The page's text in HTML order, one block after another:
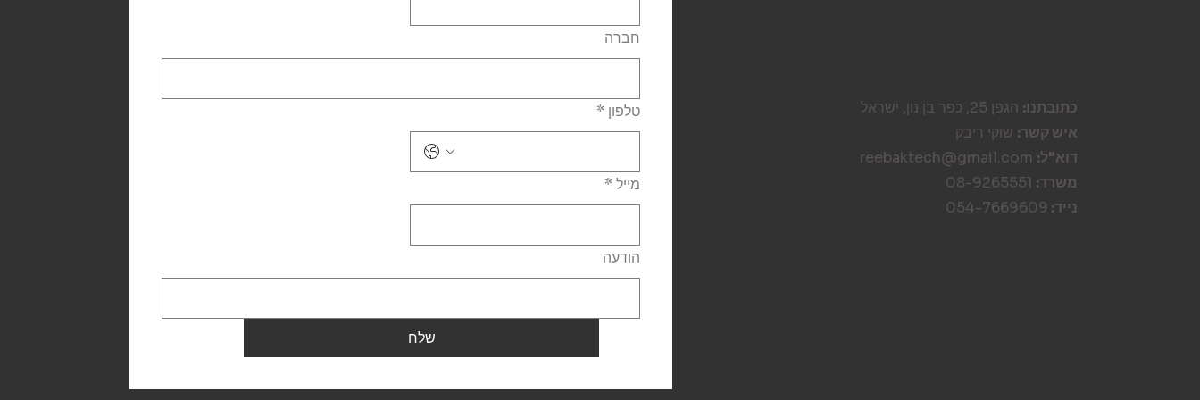
חברה
טלפון *
מייל*
הודעה
שלח
כתובתנו: הגפן 25, כפר בן נון, ישראל
איש קשר: שוקי ריבק
דוא"ל: reebaktech@gmail.com
משרד: 08-9265551
נייד: 054-7669609